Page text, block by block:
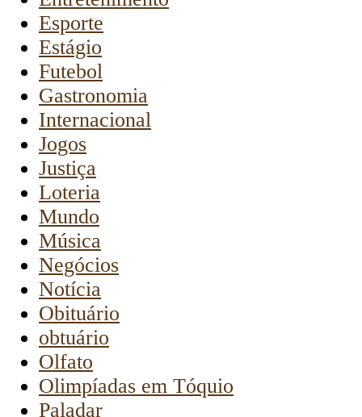
Esporte
Estágio
Futebol
Gastronomia
Internacional
Jogos
Justiça
Loteria
Mundo
Música
Negócios
Notícia
Obituário
obtuário
Olfato
Olimpíadas em Tóquio
Paladar